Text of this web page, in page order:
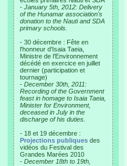
- January 5th, 2012: Delivery
of the Hunamar association's
donation to the Nauti and SDA
primary schools.
- 30 décembre : Fête en
l'honneur d'Isaia Taeia,
Ministre de l'Environnement
décédé en exercice en juillet
dernier (participation et
tournage)
- December 30th, 2011:
Recording of the Government
feast in homage to Isaia Taeia,
Minister for Environment,
deceased in July in the
discharge of his duties.
- 18 et 19 décembre :
Projections publiques des
vidéos du Festival des
Grandes Marées 2010
- December 18th to 19th,